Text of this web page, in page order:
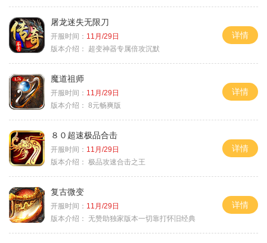
屠龙迷失无限刀
开服时间： 11月/29日
版本介绍：
超变神器专属倍攻沉默
详情
魔道祖师
开服时间： 11月/29日
版本介绍： 8元畅爽版
详情
８０超速极品合击
开服时间： 11月/29日
版本介绍： 极品攻速合击之王
详情
复古微变
开服时间： 11月/29日
版本介绍： 无赞助独家版本一切靠打怀旧经典
详情